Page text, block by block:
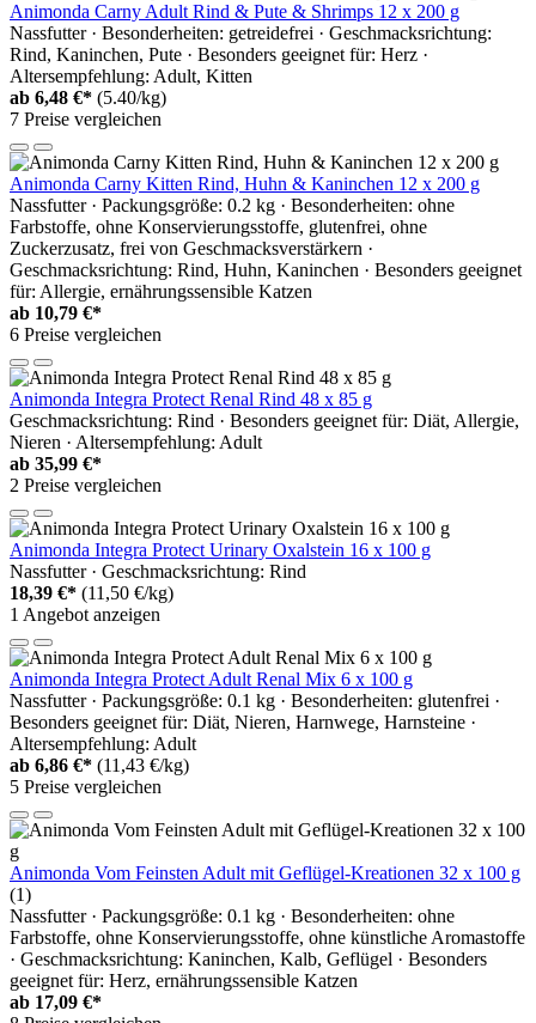
Animonda Carny Adult Rind & Pute & Shrimps 12 x 200 g
Nassfutter · Besonderheiten: getreidefrei · Geschmacksrichtung:
Rind, Kaninchen, Pute · Besonders geeignet für: Herz ·
Altersempfehlung: Adult, Kitten
ab 6,48 €* (5.40/kg)
7 Preise vergleichen
Animonda Carny Kitten Rind, Huhn & Kaninchen 12 x 200 g
Nassfutter · Packungsgröße: 0.2 kg · Besonderheiten: ohne
Farbstoffe, ohne Konservierungsstoffe, glutenfrei, ohne
Zuckerzusatz, frei von Geschmacksverstärkern ·
Geschmacksrichtung: Rind, Huhn, Kaninchen · Besonders geeignet
für: Allergie, ernährungssensible Katzen
ab 10,79 €*
6 Preise vergleichen
Animonda Integra Protect Renal Rind 48 x 85 g
Geschmacksrichtung: Rind · Besonders geeignet für: Diät, Allergie,
Nieren · Altersempfehlung: Adult
ab 35,99 €*
2 Preise vergleichen
Animonda Integra Protect Urinary Oxalstein 16 x 100 g
Nassfutter · Geschmacksrichtung: Rind
18,39 €* (11,50 €/kg)
1 Angebot anzeigen
Animonda Integra Protect Adult Renal Mix 6 x 100 g
Nassfutter · Packungsgröße: 0.1 kg · Besonderheiten: glutenfrei ·
Besonders geeignet für: Diät, Nieren, Harnwege, Harnsteine ·
Altersempfehlung: Adult
ab 6,86 €* (11,43 €/kg)
5 Preise vergleichen
Animonda Vom Feinsten Adult mit Geflügel-Kreationen 32 x 100 g
(1)
Nassfutter · Packungsgröße: 0.1 kg · Besonderheiten: ohne
Farbstoffe, ohne Konservierungsstoffe, ohne künstliche Aromastoffe
· Geschmacksrichtung: Kaninchen, Kalb, Geflügel · Besonders
geeignet für: Herz, ernährungssensible Katzen
ab 17,09 €*